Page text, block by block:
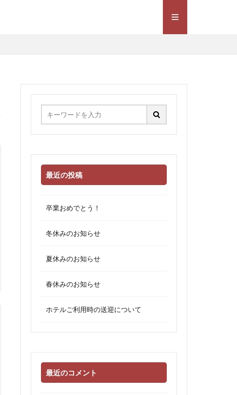
最近の投稿
卒業おめでとう！
冬休みのお知らせ
夏休みのお知らせ
春休みのお知らせ
ホテルご利用時の送迎について
最近のコメント